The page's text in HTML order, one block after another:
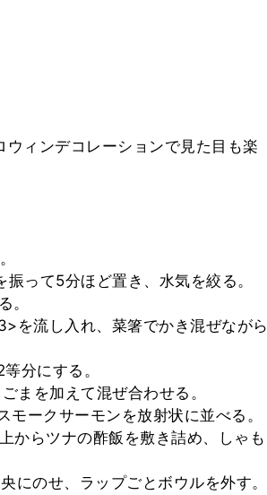
ィンデコレーションで見た目も楽
って5分ほど置き、水気を絞る。
。
を流し入れ、菜箸でかき混ぜながら
分にする。
まを加えて混ぜ合わせる。
ークサーモンを放射状に並べる。
からツナの酢飯を敷き詰め、しゃも
にのせ、ラップごとボウルを外す。